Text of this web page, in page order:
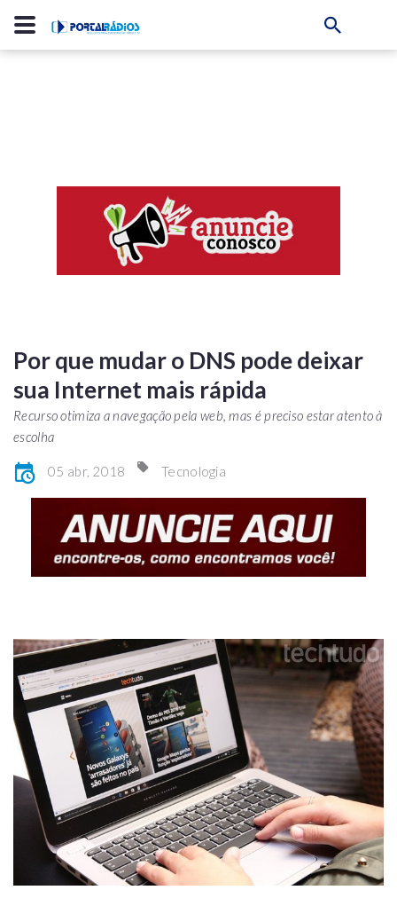
Por que mudar o DNS pode deixar
sua Internet mais rápida
Recurso otimiza a navegação pela web, mas é preciso estar atento à
escolha
05 abr, 2018 Tecnologia